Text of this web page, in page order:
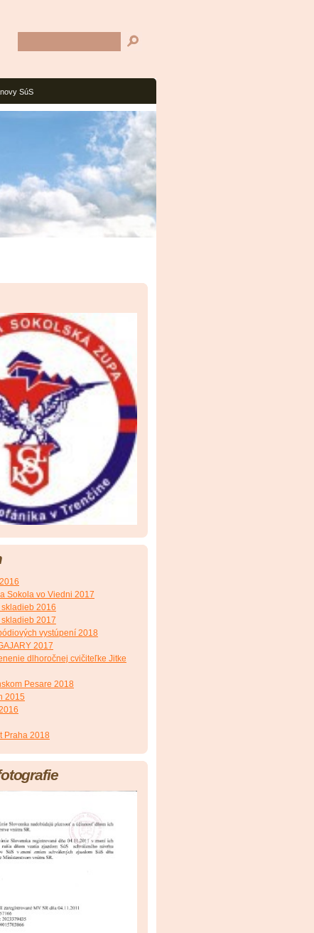
SúS
Sokola vo Viedni 2017
2016
2017
vystúpení 2018
2017
dlhoročnej cvičiteľke Jitke
Pesare 2018
2015
Praha 2018